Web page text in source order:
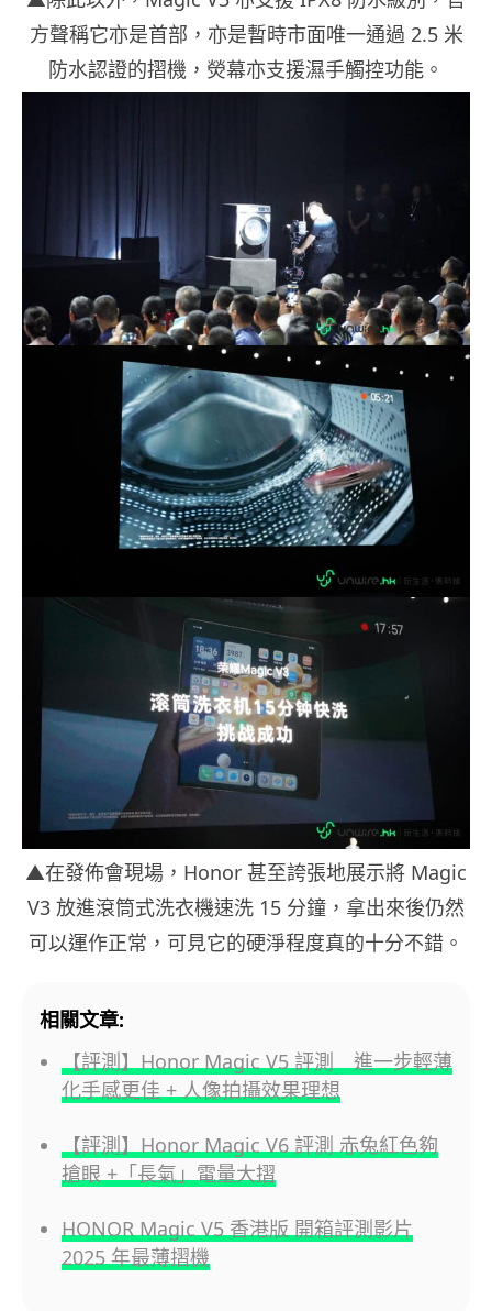
方聲稱它亦是首部，亦是暫時市面唯一通過 2.5 米
防水認證的摺機，熒幕亦支援濕手觸控功能。
▲在發佈會現場，Honor 甚至誇張地展示將 Magic
V3 放進滾筒式洗衣機速洗 15 分鐘，拿出來後仍然
可以運作正常，可見它的硬淨程度真的十分不錯。
相關文章:
【評測】Honor Magic V5 評測 進一步輕薄
化手感更佳 + 人像拍攝效果理想
【評測】Honor Magic V6 評測 赤兔紅色夠
搶眼 +「長氣」電量大摺
HONOR Magic V5 香港版 開箱評測影片
2025 年最薄摺機